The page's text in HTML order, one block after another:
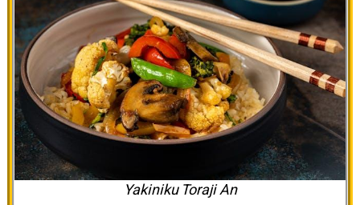
Yakiniku Toraji An